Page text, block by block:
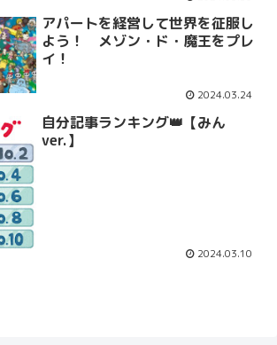
アパートを経営して世界を征服し
よう！ メゾン・ド・魔王をプレ
イ！
2024.03.24
自分記事ランキング👑【みん
ver.】
2024.03.10